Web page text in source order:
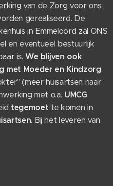
van de Zorg voor ons
gerealiseerd. De
in Emmeloord zal ONS
en eventueel bestuurlijk
is. We blijven ook
met Moeder en Kindzorg.
(meer huisartsen naar
met o.a. UMCG
tegemoet te komen in
. Bij het leveren van